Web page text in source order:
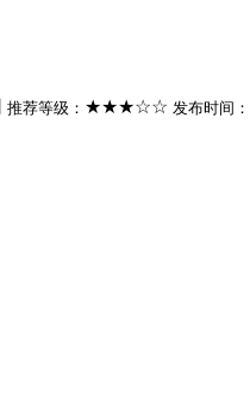
推荐等级： ★★★☆☆ 发布时间：